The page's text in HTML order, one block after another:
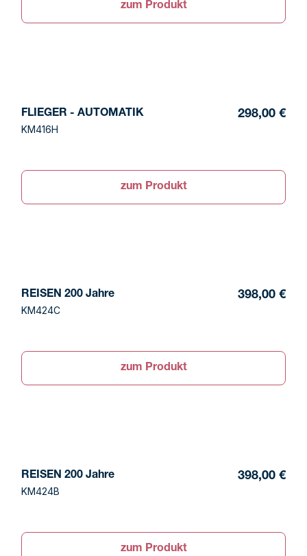
zum Produkt
FLIEGER - AUTOMATIK
KM416H
298,00 €
zum Produkt
REISEN 200 Jahre
KM424C
398,00 €
zum Produkt
REISEN 200 Jahre
KM424B
398,00 €
zum Produkt